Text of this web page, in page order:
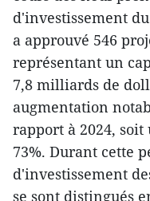
d'investissement
a approuvé 546
représentant un
7,8 milliards de
augmentation
rapport à 2024,
73%. Durant cette
d'investissement
se sont distingués